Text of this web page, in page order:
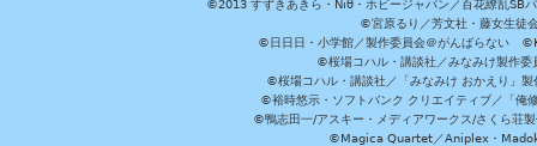
©2013 すずきあきら・Niθ・ホビージャパン／百花繚乱
©宮原るり／芳文社・藤女生徒
©日日日・小学館／製作委員会＠がんばらない
©桜場コハル・講談社／みなみけ製作
©桜場コハル・講談社／「みなみけ おかえり」
©裕時悠示・ソフトバンク クリエイティブ／「
©鴨志田一/アスキー・メディアワークス/さく
©Magica Quartet／Aniplex・